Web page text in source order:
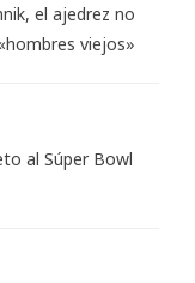
el ajedrez no
viejos»
al Súper Bowl